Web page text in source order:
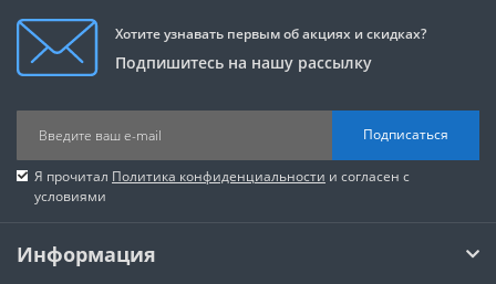
Хотите узнавать первым об акциях и скидках?
Подпишитесь на нашу рассылку
Подписаться
Я прочитал Политика конфиденциальности и согласен с
условиями
Информация